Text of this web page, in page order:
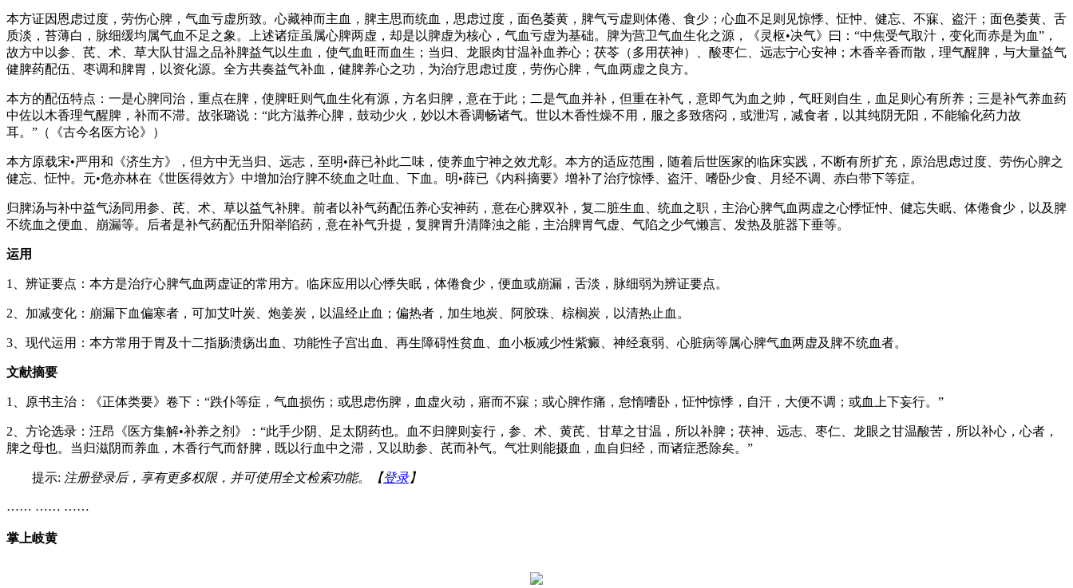
本方证因恩虑过度，劳伤心脾，气血亏虚所致。心藏神而主血，脾主思而统血，思虑过度，面色萎黄，脾气亏虚则体倦、食少；心血不足则见惊悸、怔忡、健忘、不寐、盗汗；面色萎黄、舌
质淡，苔薄白，脉细缓均属气血不足之象。上述诸症虽属心脾两虚，却是以脾虚为核心，气血亏虚为基础。脾为营卫气血生化之源，《灵枢•决气》曰：“中焦受气取汁，变化而赤是为血”，
故方中以参、芪、术、草大队甘温之品补脾益气以生血，使气血旺而血生；当归、龙眼肉甘温补血养心；茯苓（多用茯神）、酸枣仁、远志宁心安神；木香辛香而散，理气醒脾，与大量益气
健脾药配伍、枣调和脾胃，以资化源。全方共奏益气补血，健脾养心之功，为治疗思虑过度，劳伤心脾，气血两虚之良方。
本方的配伍特点：一是心脾同治，重点在脾，使脾旺则气血生化有源，方名归脾，意在于此；二是气血并补，但重在补气，意即气为血之帅，气旺则自生，血足则心有所养；三是补气养血药
中佐以木香理气醒脾，补而不滞。故张璐说：“此方滋养心脾，鼓动少火，妙以木香调畅诸气。世以木香性燥不用，服之多致痞闷，或泄泻，减食者，以其纯阴无阳，不能输化药力故
耳。”（《古今名医方论》）
本方原载宋•严用和《济生方》，但方中无当归、远志，至明•薛已补此二味，使养血宁神之效尤彰。本方的适应范围，随着后世医家的临床实践，不断有所扩充，原治思虑过度、劳伤心脾之
健忘、怔忡。元•危亦林在《世医得效方》中增加治疗脾不统血之吐血、下血。明•薛已《内科摘要》增补了治疗惊悸、盗汗、嗜卧少食、月经不调、赤白带下等症。
归脾汤与补中益气汤同用参、芪、术、草以益气补脾。前者以补气药配伍养心安神药，意在心脾双补，复二脏生血、统血之职，主治心脾气血两虚之心悸怔忡、健忘失眠、体倦食少，以及脾
不统血之便血、崩漏等。后者是补气药配伍升阳举陷药，意在补气升提，复脾胃升清降浊之能，主治脾胃气虚、气陷之少气懒言、发热及脏器下垂等。
运用
1、辨证要点：本方是治疗心脾气血两虚证的常用方。临床应用以心悸失眠，体倦食少，便血或崩漏，舌淡，脉细弱为辨证要点。
2、加减变化：崩漏下血偏寒者，可加艾叶炭、炮姜炭，以温经止血；偏热者，加生地炭、阿胶珠、棕榈炭，以清热止血。
3、现代运用：本方常用于胃及十二指肠溃疡出血、功能性子宫出血、再生障碍性贫血、血小板减少性紫癜、神经衰弱、心脏病等属心脾气血两虚及脾不统血者。
文献摘要
1、原书主治：《正体类要》卷下：“跌仆等症，气血损伤；或思虑伤脾，血虚火动，寤而不寐；或心脾作痛，怠惰嗜卧，怔忡惊悸，自汗，大便不调；或血上下妄行。”
2、方论选录：汪昂《医方集解•补养之剂》：“此手少阴、足太阴药也。血不归脾则妄行，参、术、黄芪、甘草之甘温，所以补脾；茯神、远志、枣仁、龙眼之甘温酸苦，所以补心，心者，
脾之母也。当归滋阴而养血，木香行气而舒脾，既以行血中之滞，又以助参、芪而补气。气壮则能摄血，血自归经，而诸症悉除矣。”
提示: 注册登录后，享有更多权限，并可使用全文检索功能。【登录】
…… …… ……
掌上岐黄